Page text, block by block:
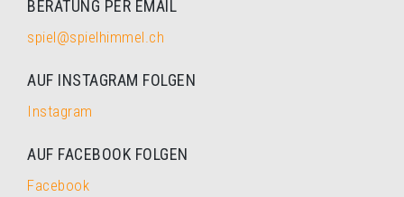
BERATUNG PER EMAIL
spiel@spielhimmel.ch
AUF INSTAGRAM FOLGEN
Instagram
AUF FACEBOOK FOLGEN
Facebook